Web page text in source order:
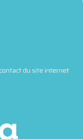
du site internet